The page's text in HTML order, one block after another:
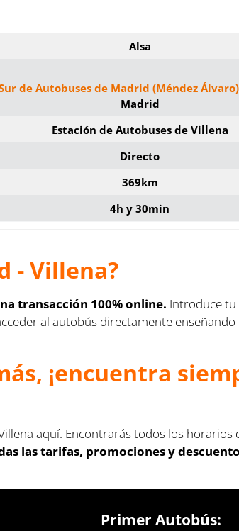
Alsa
de Autobuses de Madrid (Méndez Álvaro)
Madrid
Estación de Autobuses de Villena
Directo
369km
4h y 30min
- Villena?
transacción 100% online. Introduce tu
al autobús directamente
¡encuentra
aquí. Encontrarás todos los horarios
las tarifas, promociones y
Primer Autobús: